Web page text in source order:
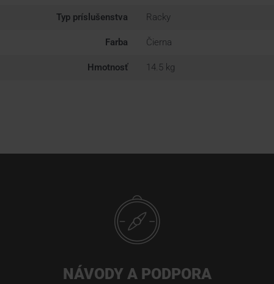
Typ príslušenstva Racky
Farba Čierna
Hmotnosť 14.5 kg
NÁVODY A PODPORA